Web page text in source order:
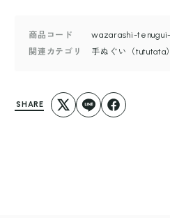
商品コード
wazarashi-
関連カテゴリ
手ぬぐい（tututata）
SHARE